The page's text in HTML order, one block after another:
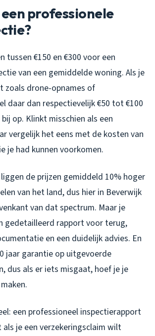
professionele
tussen €150 en €300 voor een
van een gemiddelde woning. Als je
zoals drone-opnames of
daar dan respectievelijk €50 tot €100
op. Klinkt misschien als een
vergelijk het eens met de kosten van
je had kunnen voorkomen.
de prijzen gemiddeld 10% hoger
van het land, dus hier in Beverwijk
van dat spectrum. Maar je
gedetailleerd rapport voor terug,
en een duidelijk advies. En
jaar garantie op uitgevoerde
dus als er iets misgaat, hoef je je
een professioneel inspectierapport
als je een verzekeringsclaim wilt